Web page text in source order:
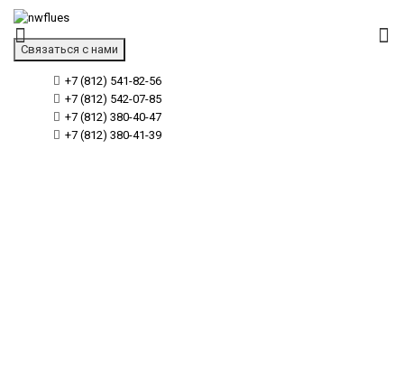
Связаться с нами
+7 (812) 541-82-56
+7 (812) 542-07-85
+7 (812) 380-40-47
+7 (812) 380-41-39